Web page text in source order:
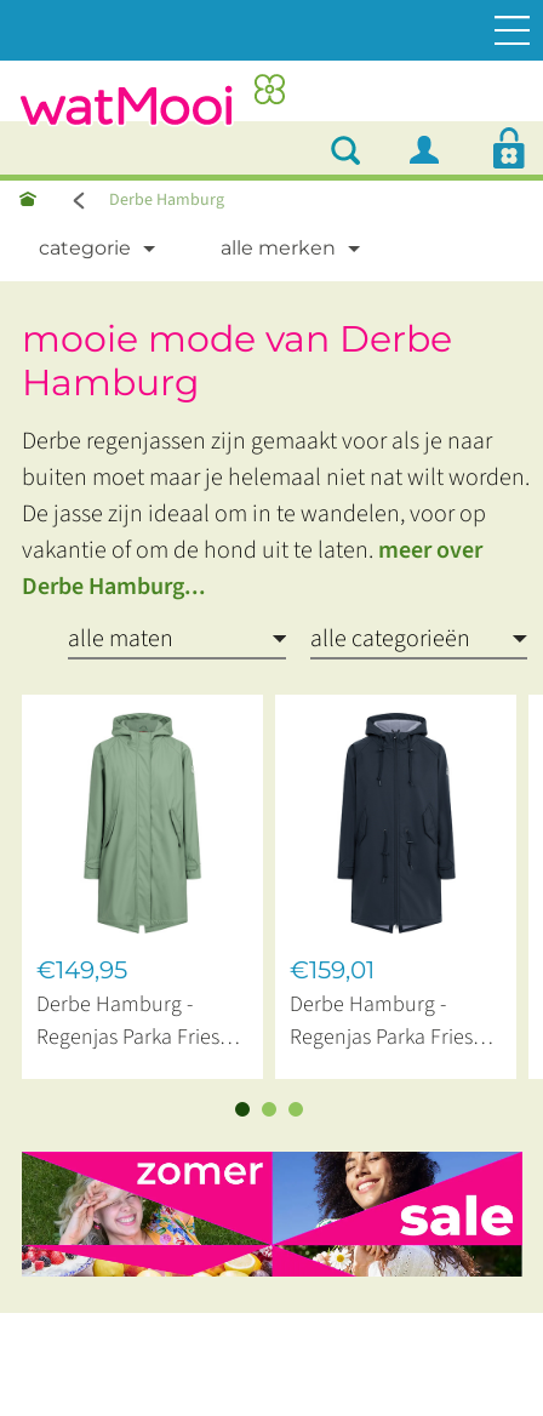
Derbe Hamburg
categorie alle merken
mooie mode van Derbe
Hamburg
Derbe regenjassen zijn gemaakt voor als je naar
buiten moet maar je helemaal niet nat wilt worden.
De jasse zijn ideaal om in te wandelen, voor op
vakantie of om de hond uit te laten. meer over
Derbe Hamburg...
€149,95
Derbe Hamburg -
Regenjas Parka Friese
€159,01
Derbe Hamburg -
Regenjas Parka Friese